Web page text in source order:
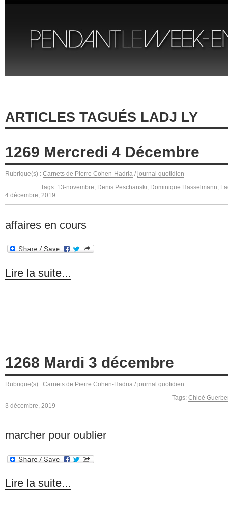
ARTICLES TAGUÉS LADJ LY
1269 Mercredi 4 Décembre
Rubrique(s) : Carnets de Pierre Cohen-Hadria / journal quotidien
Tags: 13-novembre, Denis Peschanski, Dominique Hasselmann,
4 décembre, 2019
affaires en cours
Lire la suite...
1268 Mardi 3 décembre
Rubrique(s) : Carnets de Pierre Cohen-Hadria / journal quotidien
Tags: Chloé
3 décembre, 2019
marcher pour oublier
Lire la suite...